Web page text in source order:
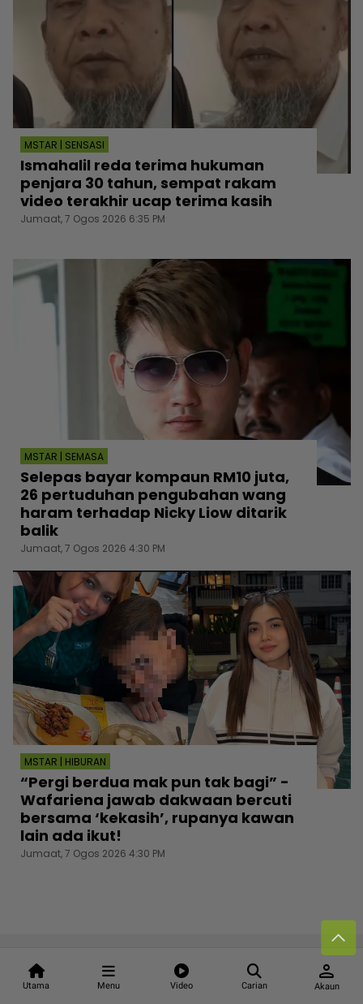
Utama Menu Video Carian
person
Akaun
MSTAR | SENSASI
Ismahalil reda terima hukuman
penjara 30 tahun, sempat rakam
video terakhir ucap terima kasih
Jumaat, 7 Ogos 2026 6:35 PM
MSTAR | SEMASA
Selepas bayar kompaun RM10 juta,
26 pertuduhan pengubahan wang
haram terhadap Nicky Liow ditarik
balik
Jumaat, 7 Ogos 2026 4:30 PM
MSTAR | HIBURAN
“Pergi berdua mak pun tak bagi” -
Wafariena jawab dakwaan bercuti
bersama ‘kekasih’, rupanya kawan
lain ada ikut!
Jumaat, 7 Ogos 2026 4:30 PM